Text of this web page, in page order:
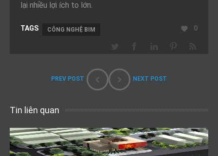
lại nhiều lợi ích to lớn.
CÔNG NGHỆ BIM 0
PREV POST NEXT POST
Tin liên quan